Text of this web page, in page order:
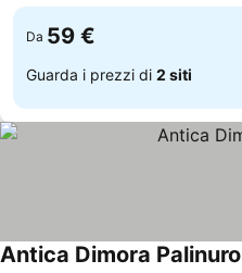
Da 59 €
Guarda i prezzi di 2 siti
Antica Dimora Palinuro